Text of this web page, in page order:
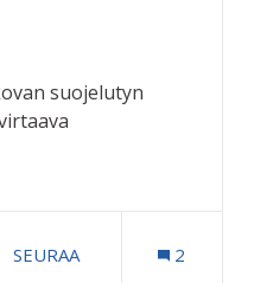
suojelutyn
Puistot ja luonto
2 SEURAAJAA
SEURAA 2